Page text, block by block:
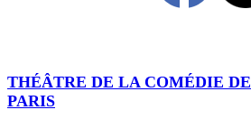
THÉÂTRE DE LA COMÉDIE DE
PARIS